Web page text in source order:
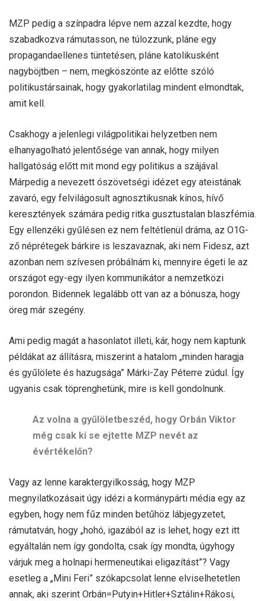
MZP pedig a színpadra lépve nem azzal kezdte, hogy
szabadkozva rámutasson, ne túlozzunk, pláne egy
propagandaellenes tüntetésen, pláne katolikusként
nagyböjtben – nem, megköszönte az előtte szóló
politikustársainak, hogy gyakorlatilag mindent elmondtak,
amit kell.
Csakhogy a jelenlegi világpolitikai helyzetben nem
elhanyagolható jelentősége van annak, hogy milyen
hallgatóság előtt mit mond egy politikus a szájával.
Márpedig a nevezett ószövetségi idézet egy ateistának
zavaró, egy felvilágosult agnosztikusnak kínos, hívő
keresztények számára pedig ritka gusztustalan blaszfémia.
Egy ellenzéki gyűlésen ez nem feltétlenül dráma, az O1G-
ző néprétegek bárkire is leszavaznak, aki nem Fidesz, azt
azonban nem szívesen próbálnám ki, mennyire égeti le az
országot egy-egy ilyen kommunikátor a nemzetközi
porondon. Bidennek legalább ott van az a bónusza, hogy
öreg már szegény.
Ami pedig magát a hasonlatot illeti, kár, hogy nem kaptunk
példákat az állításra, miszerint a hatalom „minden haragja
és gyűlölete és hazugsága” Márki-Zay Péterre zúdul. Így
ugyanis csak töprenghetünk, mire is kell gondolnunk.
Az volna a gyűlöletbeszéd, hogy Orbán Viktor
még csak ki se ejtette MZP nevét az
évértékelőn?
Vagy az lenne karaktergyilkosság, hogy MZP
megnyilatkozásait úgy idézi a kormánypárti média egy az
egyben, hogy nem fűz minden betűhöz lábjegyzetet,
rámutatván, hogy „hohó, igazából az is lehet, hogy ezt itt
egyáltalán nem így gondolta, csak így mondta, úgyhogy
várjuk meg a holnapi hermeneutikai eligazítást”? Vagy
esetleg a „Mini Feri” szókapcsolat lenne elviselhetetlen
annak, aki szerint Orbán=Putyin+Hitler+Sztálin+Rákosi,